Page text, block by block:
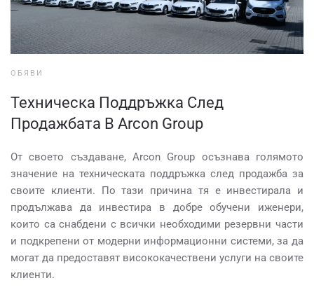
ОБЯВИ
Техническа Поддръжка След
Продажбата В Arcon Group
От своето създаване, Arcon Group осъзнава голямото
значение на техническата поддръжка след продажба за
своите клиенти. По тази причина тя е инвестирала и
продължава да инвестира в добре обучени иженери,
които са снабдени с всички необходими резервни части
и подкрепени от модерни информационни системи, за да
могат да предоставят висококачествени услуги на своите
клиенти.